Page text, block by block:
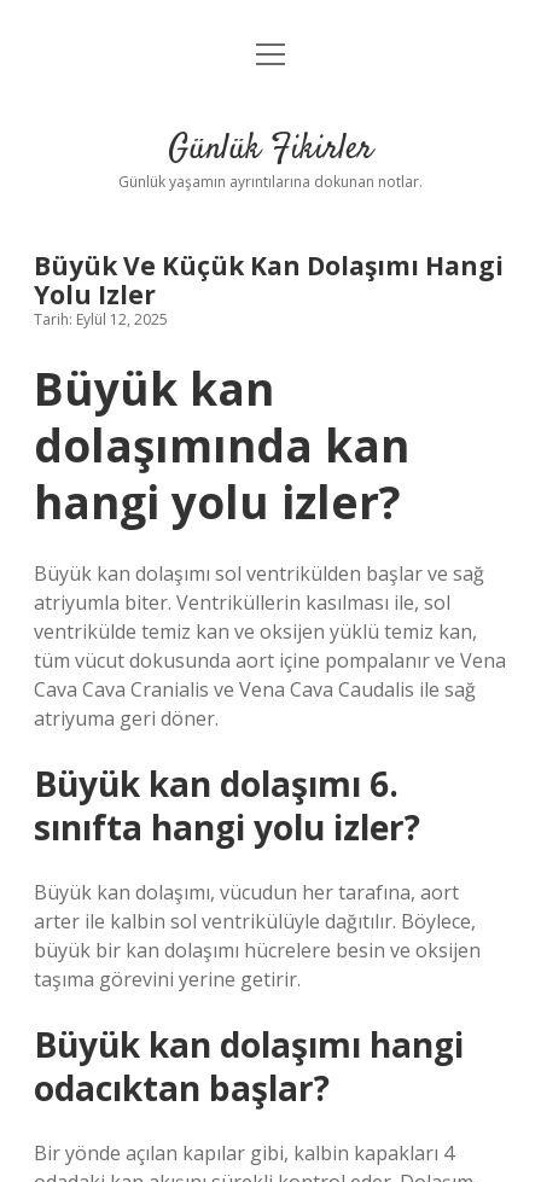
Anasayfa
Yasal Uyarı
menüyü
Günlük Fikirler
Günlük yaşamın ayrıntılarına dokunan notlar.
Büyük Ve Küçük Kan Dolaşımı Hangi
Yolu Izler
Tarih: Eylül 12, 2025
Büyük kan
dolaşımında kan
hangi yolu izler?
Büyük kan dolaşımı sol ventrikülden başlar ve sağ
atriyumla biter. Ventriküllerin kasılması ile, sol
ventrikülde temiz kan ve oksijen yüklü temiz kan,
tüm vücut dokusunda aort içine pompalanır ve Vena
Cava Cava Cranialis ve Vena Cava Caudalis ile sağ
atriyuma geri döner.
Büyük kan dolaşımı 6.
sınıfta hangi yolu izler?
Büyük kan dolaşımı, vücudun her tarafına, aort
arter ile kalbin sol ventrikülüyle dağıtılır. Böylece,
büyük bir kan dolaşımı hücrelere besin ve oksijen
taşıma görevini yerine getirir.
Büyük kan dolaşımı hangi
odacıktan başlar?
Bir yönde açılan kapılar gibi, kalbin kapakları 4